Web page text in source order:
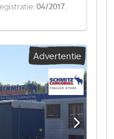
04/2017,
vindt u een
Heeft u
Wij
Ajztgzlom Hok
Advertentie